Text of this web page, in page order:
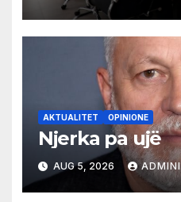
AKTUALITET OPINIONE
Njerka pa ujë
AUG 5, 2026 ADMINI